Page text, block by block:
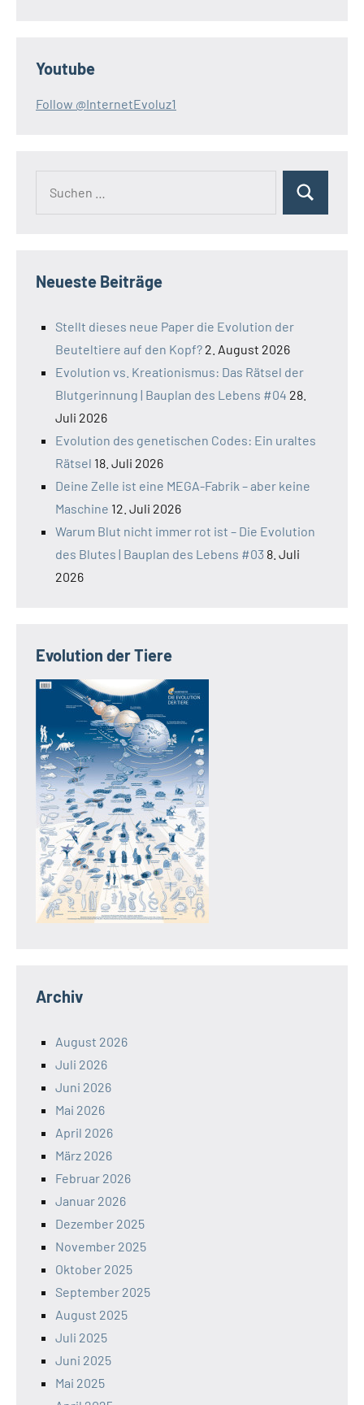
Youtube
Follow @InternetEvoluz1
Suchen
Neueste Beiträge
Stellt dieses neue Paper die Evolution der
Beuteltiere auf den Kopf? 2. August 2026
Evolution vs. Kreationismus: Das Rätsel der
Blutgerinnung | Bauplan des Lebens #04 28.
Juli 2026
Evolution des genetischen Codes: Ein uraltes
Rätsel 18. Juli 2026
Deine Zelle ist eine MEGA-Fabrik – aber keine
Maschine 12. Juli 2026
Warum Blut nicht immer rot ist – Die Evolution
des Blutes | Bauplan des Lebens #03 8. Juli
2026
Evolution der Tiere
Archiv
August 2026
Juli 2026
Juni 2026
Mai 2026
April 2026
März 2026
Februar 2026
Januar 2026
Dezember 2025
November 2025
Oktober 2025
September 2025
August 2025
Juli 2025
Juni 2025
Mai 2025